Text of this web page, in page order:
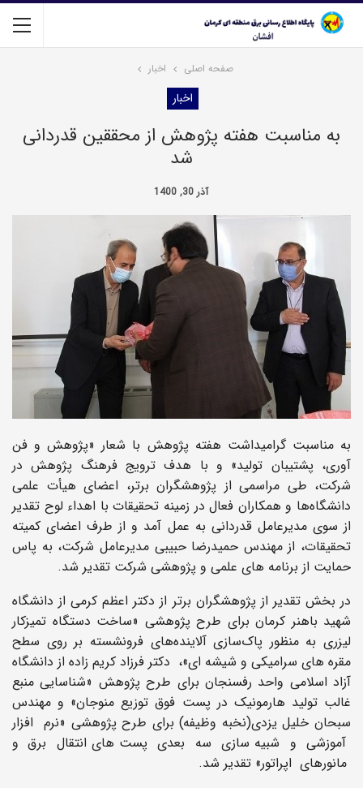
صفحه اصلی اخبار
اخبار
به مناسبت هفته پژوهش از محققین قدردانی
شد
آذر 30, 1400
به مناسبت گرامیداشت هفته پژوهش با شعار «پژوهش و فن
آوری، پشتیبان تولید» و با هدف ترویج فرهنگ پژوهش در
شرکت، طی مراسمی از پژوهشگران برتر، اعضای هیأت علمی
دانشگاه‌ها و همکاران فعال در زمینه تحقیقات با اهداء لوح تقدیر
از سوی مدیرعامل قدردانی به عمل آمد و از طرف اعضای کمیته
تحقیقات، از مهندس حمیدرضا حبیبی مدیرعامل شرکت، به پاس
حمایت از برنامه های علمی و پژوهشی شرکت تقدیر شد.
در بخش تقدیر از پژوهشگران برتر از دکتر اعظم کرمی از دانشگاه
شهید باهنر کرمان برای طرح پژوهشی «ساخت دستگاه تمیزکار
لیزری به‌ منظور پاک‌سازی آلاینده‌های فرونشسته بر روی سطح
مقره های سرامیکی و شیشه ای»، دکتر فرزاد کریم زاده از دانشگاه
آزاد اسلامی واحد رفسنجان برای طرح پژوهش «شناسایی منبع
غالب تولید هارمونیک در پست فوق توزیع منوجان» و مهندس
سبحان خلیل یزدی(نخبه وظیفه) برای طرح پژوهشی «نرم افزار
آموزشی و شبیه سازی سه بعدی پست های انتقال برق و
مانورهای اپراتور» تقدیر شد.